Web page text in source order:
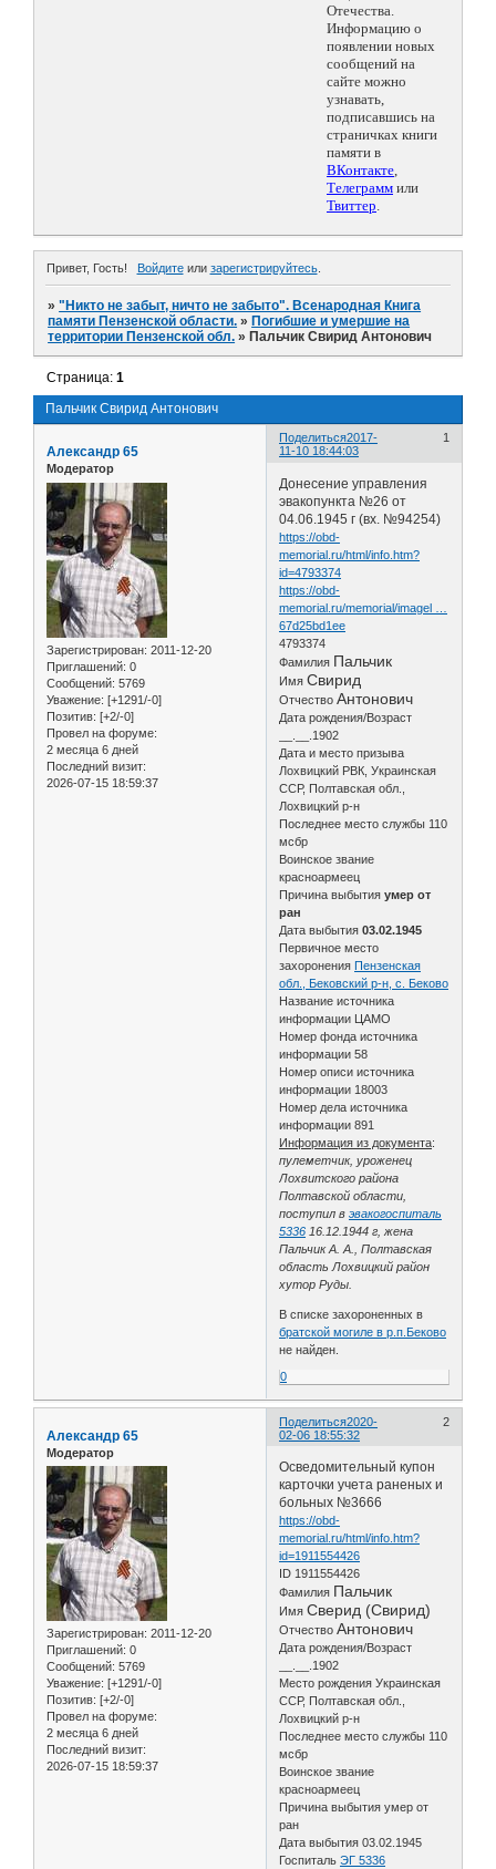
Отечества.
Информацию о
появлении новых
сообщений на
сайте можно
узнавать,
подписавшись на
страничках книги
памяти в
ВКонтакте,
Телеграмм или
Твиттер.
Привет, Гость! Войдитеили зарегистрируйтесь.
»"Никто не забыт, ничто не забыто". Всенародная Книга
памяти Пензенской области. » Погибшие и умершие на
территории Пензенской обл. » Пальчик Свирид Антонович
Пальчик Свирид Антонович
Страница:1
Поделиться 1
2017-
11-10 18:44:03
Александр 65
Модератор
Зарегистрирован: 2011-12-20
Приглашений: 0
Сообщений: 5769
Уважение: [+1291/-0]
Позитив: [+2/-0]
Провел на форуме:
2 месяца 6 дней
Последний визит:
2026-07-15 18:59:37
Донесение управления
эвакопункта №26 от
04.06.1945 г (вх. №94254)
https://obd-
memorial.ru/html/info.htm?
id=4793374
https://obd-
memorial.ru/memorial/imagel …
67d25bd1ee
4793374
Фамилия Пальчик
ИмяСвирид
ОтчествоАнтонович
Дата рождения/Возраст
__.__.1902
Дата и место призыва
Лохвицкий РВК, Украинская
ССР, Полтавская обл.,
Лохвицкий р-н
Последнее место службы 110
мсбр
Воинское звание
красноармеец
Причина выбытияумер от
ран
Дата выбытия03.02.1945
Первичное место
захороненияПензенская
обл., Бековский р-н, с. Беково
Название источника
информации ЦАМО
Номер фонда источника
информации 58
Номер описи источника
информации 18003
Номер дела источника
информации 891
Информация из документа:
пулеметчик, уроженец
Лохвитского района
Полтавской области,
поступил вэвакогоспиталь
5336 16.12.1944 г, жена
Пальчик А. А., Полтавская
область Лохвицкий район
хутор Руды.
В списке захороненных в
братской могиле в р.п.Беково
не найден.
0
Поделиться 2
2020-
02-06 18:55:32
Александр 65
Модератор
Зарегистрирован: 2011-12-20
Приглашений: 0
Сообщений: 5769
Уважение: [+1291/-0]
Позитив: [+2/-0]
Провел на форуме:
2 месяца 6 дней
Последний визит:
2026-07-15 18:59:37
Осведомительный купон
карточки учета раненых и
больных №3666
https://obd-
memorial.ru/html/info.htm?
id=1911554426
ID 1911554426
Фамилия Пальчик
ИмяСверид (Свирид)
ОтчествоАнтонович
Дата рождения/Возраст
__.__.1902
Место рождения Украинская
ССР, Полтавская обл.,
Лохвицкий р-н
Последнее место службы 110
мсбр
Воинское звание
красноармеец
Причина выбытия умер от
ран
Дата выбытия 03.02.1945
ГоспитальЭГ 5336